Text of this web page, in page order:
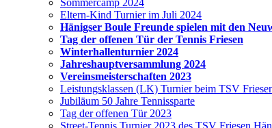
Sommercamp 2024
Eltern-Kind Turnier im Juli 2024
Hänigser Boule Freunde spielen mit den
Tag der offenen Tür der Tennis Friesen
Winterhallenturnier 2024
Jahreshauptversammlung 2024
Vereinsmeisterschaften 2023
Leistungsklassen (LK) Turnier beim TSV
Jubiläum 50 Jahre Tennissparte
Tag der offenen Tür 2023
Street-Tennis Turnier 2023 des TSV Friesen